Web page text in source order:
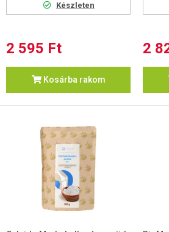
Készleten
2 595 Ft
Kosárba rakom
2